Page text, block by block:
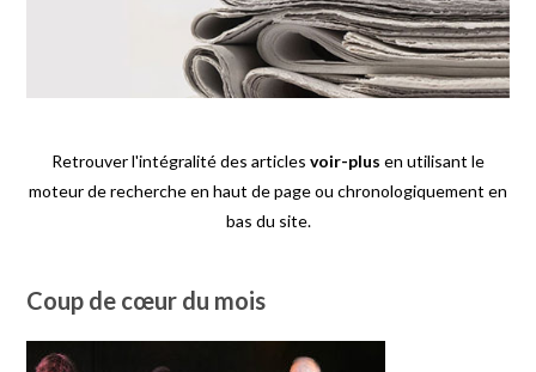
Retrouver l'intégralité des articles voir-plus en utilisant le
moteur de recherche en haut de page ou chronologiquement en
bas du site.
Coup de cœur du mois